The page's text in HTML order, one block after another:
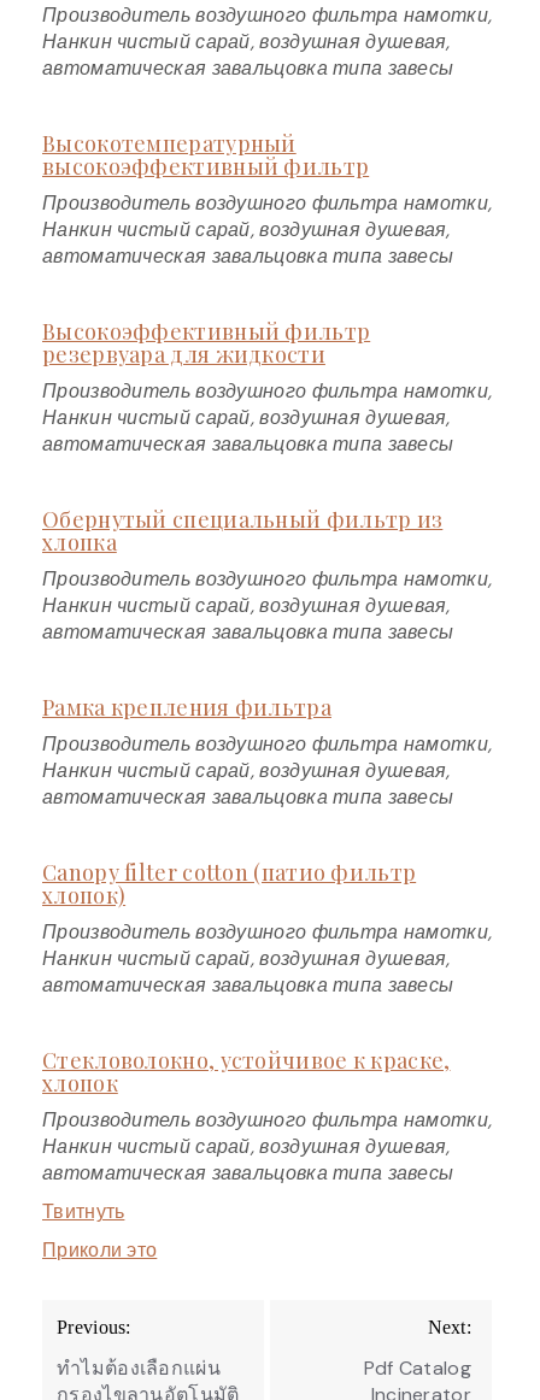
Производитель воздушного фильтра намотки,
Нанкин чистый сарай, воздушная душевая,
автоматическая завальцовка типа завесы
Высокотемпературный
высокоэффективный фильтр
Производитель воздушного фильтра намотки,
Нанкин чистый сарай, воздушная душевая,
автоматическая завальцовка типа завесы
Высокоэффективный фильтр
резервуара для жидкости
Производитель воздушного фильтра намотки,
Нанкин чистый сарай, воздушная душевая,
автоматическая завальцовка типа завесы
Обернутый специальный фильтр из
хлопка
Производитель воздушного фильтра намотки,
Нанкин чистый сарай, воздушная душевая,
автоматическая завальцовка типа завесы
Рамка крепления фильтра
Производитель воздушного фильтра намотки,
Нанкин чистый сарай, воздушная душевая,
автоматическая завальцовка типа завесы
Canopy filter cotton (патио фильтр
хлопок)
Производитель воздушного фильтра намотки,
Нанкин чистый сарай, воздушная душевая,
автоматическая завальцовка типа завесы
Стекловолокно, устойчивое к краске,
хлопок
Производитель воздушного фильтра намотки,
Нанкин чистый сарай, воздушная душевая,
автоматическая завальцовка типа завесы
Твитнуть
Приколи это
Post
navigation
Previous:
ทำไมต้องเลือกแผ่น
กรองไขลานอัตโนมัติ
Next:
Pdf Catalog
Incinerator